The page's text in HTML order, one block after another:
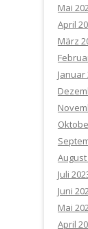
Mai
April
März
Januar
August
Juli
Juni
Mai
April